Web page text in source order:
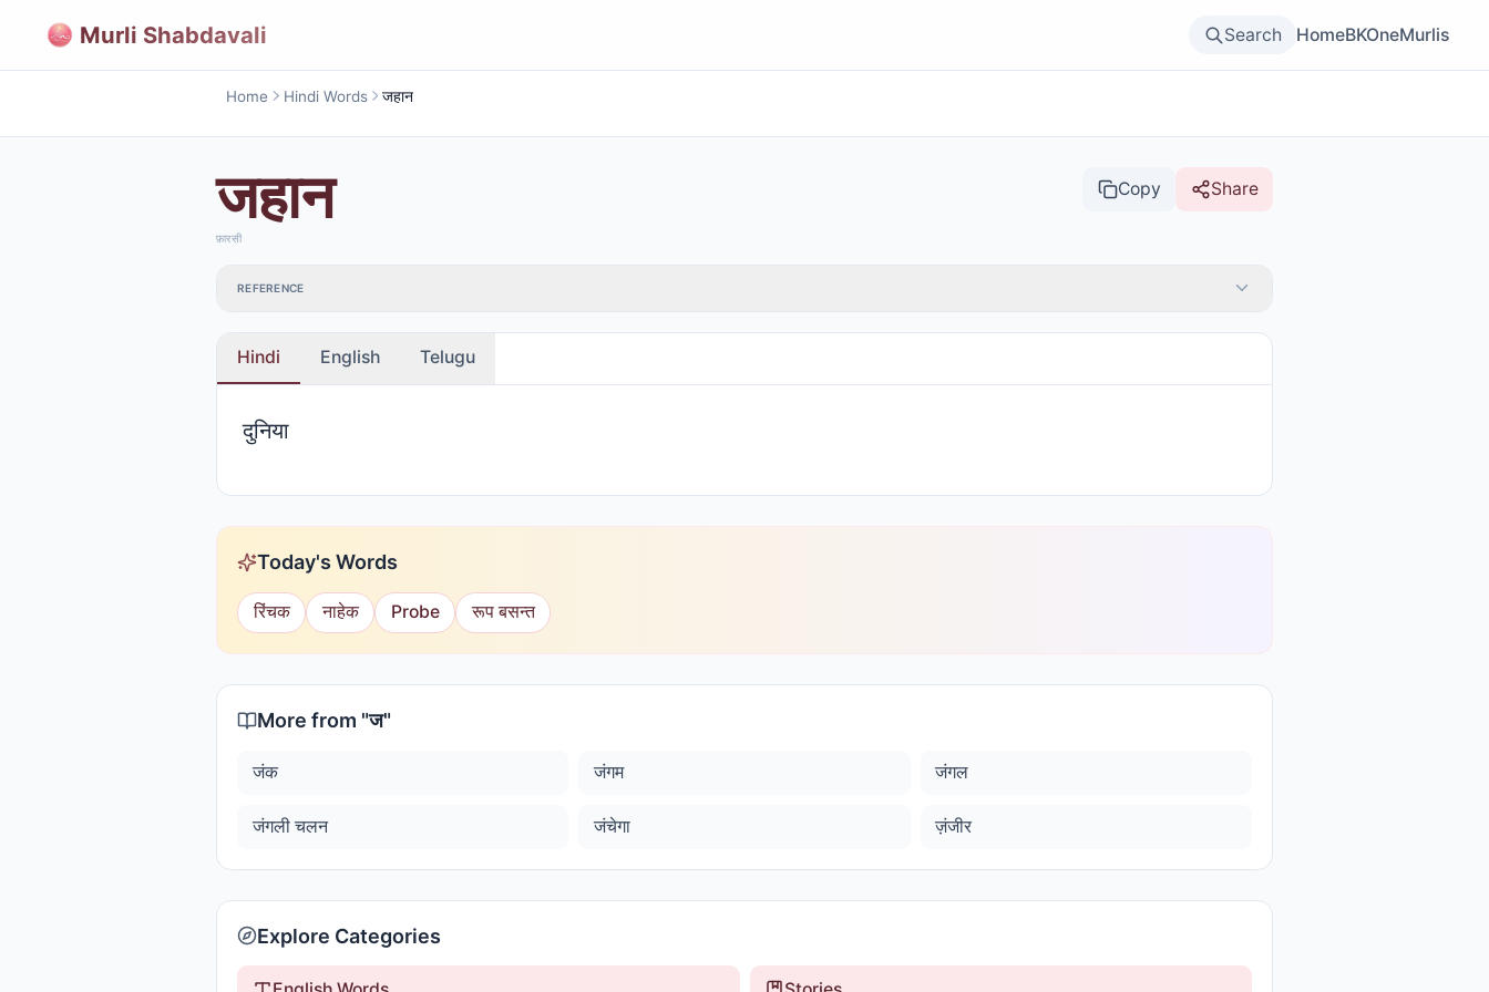
Murli Shabdavali Search HomeBKOneMurlis
Home Hindi Words जहान
जहान Copy Share
फ़ारसी
REFERENCE
Hindi English Telugu
दुनिया
Today's Words
रिंचक नाहेक Probe रूप बसन्त
More from "ज"
जंक जंगम जंगल
जंगली चलन जंचेगा ज़ंजीर
Explore Categories